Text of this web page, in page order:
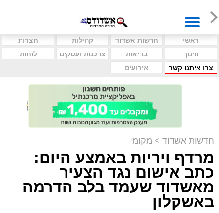
ראשי חדשות אשדוד קהילות
חצרות
חינוך
בריאות צרכנות ועסקים
לוחות
צרו איתנו קשר
אירועים
חדשות אשדוד > מקומי
מרדף ויריות באמצע היום:
כתב אישום נגד הצעיר
מאשדוד שעמד בלב הדרמה
באשקלון